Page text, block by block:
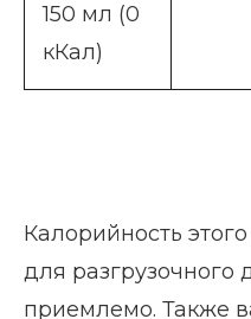
150 мл (0
кКал)
Калорийность
для разгрузочного
приемлемо. Также